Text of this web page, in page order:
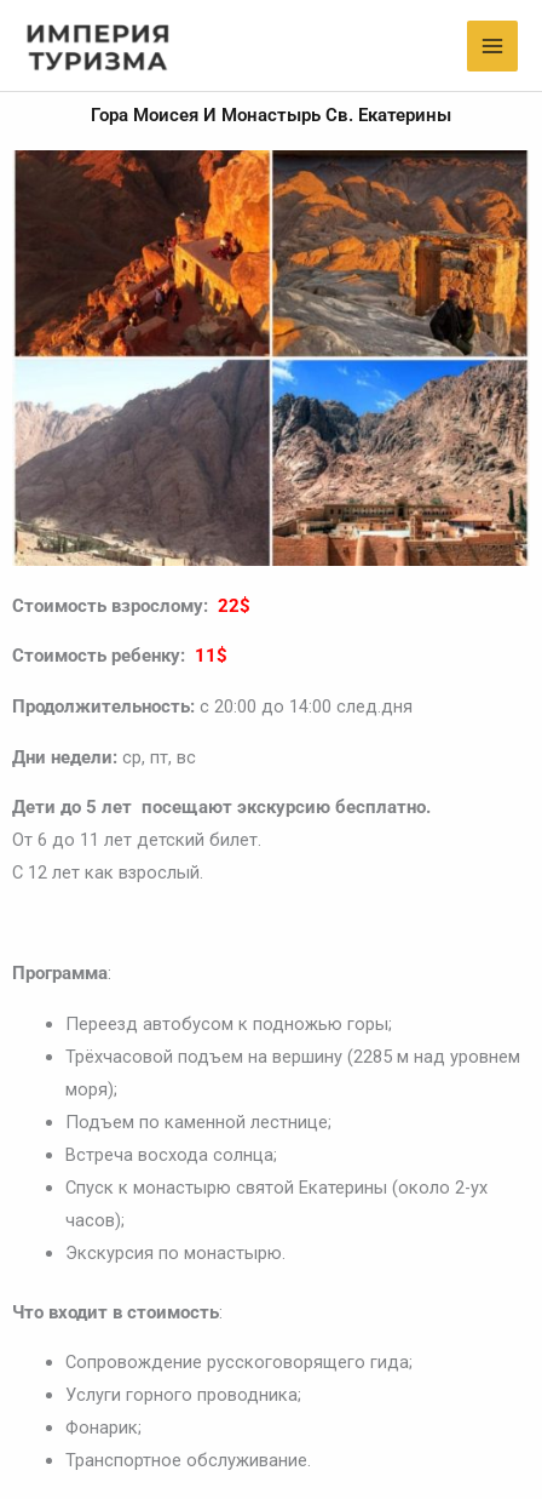
Гора Моисея И Монастырь Св. Екатерины
Стоимость взрослому: 22$
Стоимость ребенку: 11$
Продолжительность: с 20:00 до 14:00 след.дня
Дни недели: ср, пт, вс
Дети до 5 лет посещают экскурсию бесплатно.
От 6 до 11 лет детский билет.
С 12 лет как взрослый.
Программа:
Переезд автобусом к подножью горы;
Трёхчасовой подъем на вершину (2285 м над уровнем
моря);
Подъем по каменной лестнице;
Встреча восхода солнца;
Спуск к монастырю святой Екатерины (около 2-ух
часов);
Экскурсия по монастырю.
Что входит в стоимость:
Сопровождение русскоговорящего гида;
Услуги горного проводника;
Фонарик;
Транспортное обслуживание.